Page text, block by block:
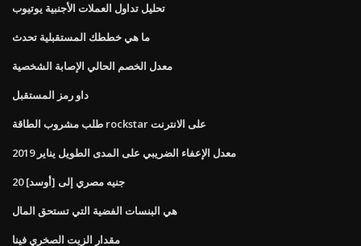
تحليل تداول العملات الأجنبية يوتيوب
ما هي خططك المستقبلية تحدث
معدل الخصم الحالي الإصابة الشخصية
داو رمز المستقبل
طلب مشروب الطاقة rockstar على الانترنت
معدل الإعفاء الضريبي على المدى الطويل يناير 2019
20 جنيه مصري إلى [أوسد]
هي البنسات الفضية التي تستحق المال
مقدار الزيت الصخري فينا